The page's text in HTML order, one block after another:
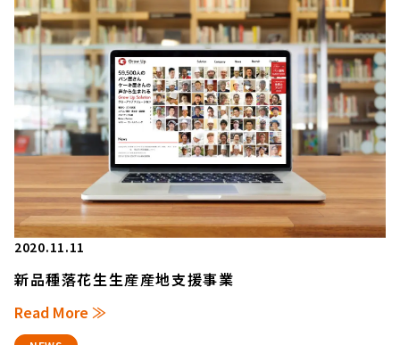
2020.11.11
新品種落花生生産産地支援事業
Read More ≫